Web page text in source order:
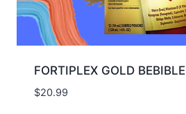
FORTIPLEX GOLD BEBIBLE
$20.99